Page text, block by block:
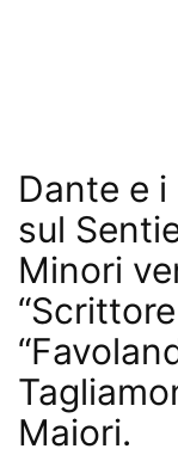
Dante e
sul
Minori
Maiori.